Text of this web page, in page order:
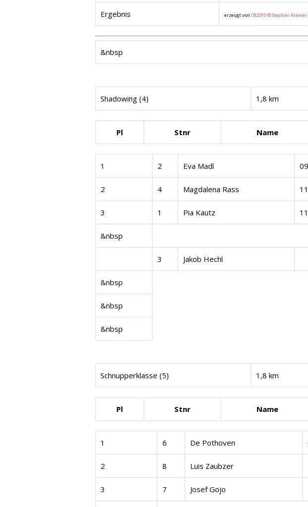
Ergebnis erzeugt von OE2010 © Stephan
&nbsp
Shadowing (4) 1,8 km
Pl Stnr Name
1 2 Eva Madl 09
2 4 Magdalena Rass 11
3 1 Pia Kautz 11
&nbsp
3 Jakob Hechl
&nbsp
&nbsp
&nbsp
Schnupperklasse (5) 1,8 km
Pl Stnr Name
1 6 De Pothoven
2 8 Luis Zaubzer
3 7 Josef Gojo